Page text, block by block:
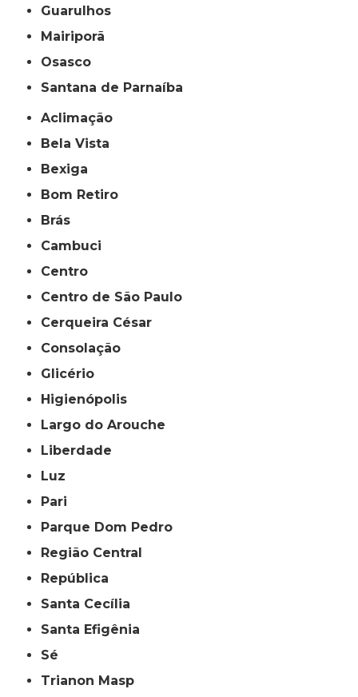
Guarulhos
Mairiporã
Osasco
Santana de Parnaíba
Aclimação
Bela Vista
Bexiga
Bom Retiro
Brás
Cambuci
Centro
Centro de São Paulo
Cerqueira César
Consolação
Glicério
Higienópolis
Largo do Arouche
Liberdade
Luz
Pari
Parque Dom Pedro
Região Central
República
Santa Cecília
Santa Efigênia
Sé
Trianon Masp